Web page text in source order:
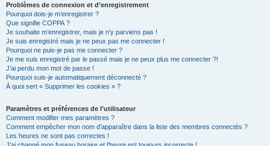
Problèmes de connexion et d’enregistrement
Pourquoi dois-je m’enregistrer ?
Que signifie COPPA ?
Je souhaite m’enregistrer, mais je n’y parviens pas !
Je suis enregistré mais je ne peux pas me connecter !
Pourquoi ne puis-je pas me connecter ?
Je me suis enregistré par le passé mais je ne peux plus me connecter ?!
J’ai perdu mon mot de passe !
Pourquoi suis-je automatiquement déconnecté ?
À quoi sert « Supprimer les cookies » ?
Paramètres et préférences de l’utilisateur
Comment modifier mes paramètres ?
Comment empêcher mon nom d’apparaître dans la liste des membres connectés ?
Les heures ne sont pas correctes !